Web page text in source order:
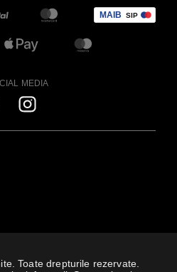
MEDIA
Toate drepturile rezervate.